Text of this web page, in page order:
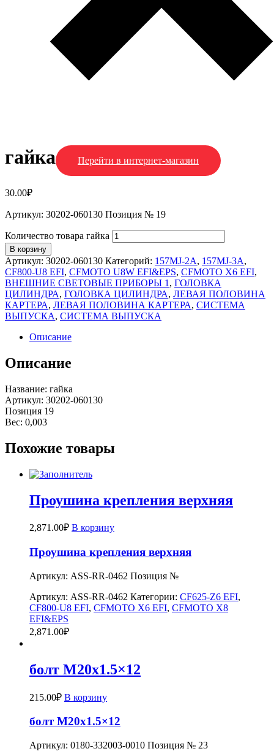
гайка Перейти в интернет-магазин
30.00₽
Артикул: 30202-060130 Позиция № 19
Количество товара гайка
В корзину
Артикул: 30202-060130 Категорий: 157MJ-2A, 157MJ-3A,
CF800-U8 EFI, CFMOTO U8W EFI&EPS, CFMOTO X6 EFI,
ВНЕШНИЕ СВЕТОВЫЕ ПРИБОРЫ 1 , ГОЛОВКА
ЦИЛИНДРА, ГОЛОВКА ЦИЛИНДРА, ЛЕВАЯ ПОЛОВИНА
КАРТЕРА, ЛЕВАЯ ПОЛОВИНА КАРТЕРА, СИСТЕМА
ВЫПУСКА, СИСТЕМА ВЫПУСКА
Описание
Описание
Название: гайка
Артикул: 30202-060130
Позиция 19
Вес: 0,003
Похожие товары
Проушина крепления верхняя
2,871.00₽ В корзину
Проушина крепления верхняя
Артикул: ASS-RR-0462 Позиция №
Артикул: ASS-RR-0462 Категории: CF625-Z6 EFI,
CF800-U8 EFI, CFMOTO X6 EFI, CFMOTO X8
EFI&EPS
2,871.00₽
болт M20x1.5×12
215.00₽ В корзину
болт M20x1.5×12
Артикул: 0180-332003-0010 Позиция № 23